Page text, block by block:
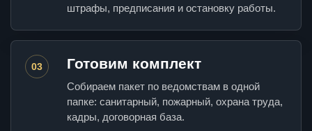
штрафы, предписания и остановку работы.
03 Готовим комплект
Собираем пакет по ведомствам в одной
папке: санитарный, пожарный, охрана труда,
кадры, договорная база.